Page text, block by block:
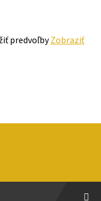
predvoľby Zobraziť